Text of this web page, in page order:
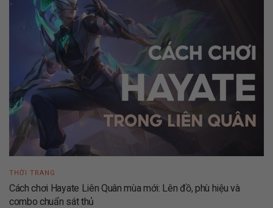
THỜI TRANG
Cách chơi Hayate Liên Quân mùa mới: Lên đồ, phù hiệu và
combo chuẩn sát thủ